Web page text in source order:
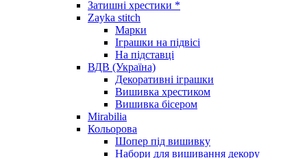
Затишні хрестики *
Zayka stitch
Марки
Іграшки на підвісі
На підставці
ВДВ (Україна)
Декоративні іграшки
Вишивка хрестиком
Вишивка бісером
Mirabilia
Кольорова
Шопер під вишивку
Набори для вишивання декору